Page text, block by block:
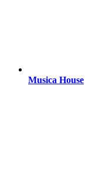
Musica House